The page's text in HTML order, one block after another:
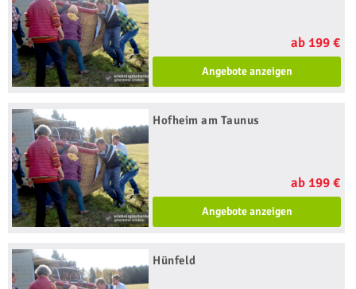
ab 199 €
Angebote anzeigen
Hofheim am Taunus
ab 199 €
Angebote anzeigen
Hünfeld